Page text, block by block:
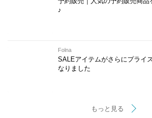
♪
Folna
SALEアイテムがさらにプライ
なりました
もっと見る